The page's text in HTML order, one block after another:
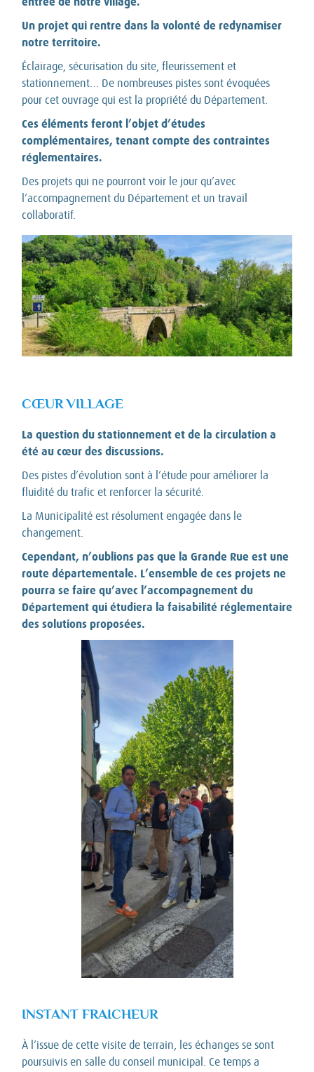
Un projet qui rentre dans la volonté de redynamiser
notre territoire.
Éclairage, sécurisation du site, fleurissement et
stationnement… De nombreuses pistes sont évoquées
pour cet ouvrage qui est la propriété du Département.
Ces éléments feront l’objet d’études
complémentaires, tenant compte des contraintes
réglementaires.
Des projets qui ne pourront voir le jour qu’avec
l’accompagnement du Département et un travail
collaboratif.
CŒUR VILLAGE
La question du stationnement et de la circulation a
été au cœur des discussions.
Des pistes d’évolution sont à l’étude pour améliorer la
fluidité du trafic et renforcer la sécurité.
La Municipalité est résolument engagée dans le
changement.
Cependant, n’oublions pas que la Grande Rue est une
route départementale. L’ensemble de ces projets ne
pourra se faire qu’avec l’accompagnement du
Département qui étudiera la faisabilité réglementaire
des solutions proposées.
INSTANT FRAICHEUR
À l’issue de cette visite de terrain, les échanges se sont
poursuivis en salle du conseil municipal. Ce temps a